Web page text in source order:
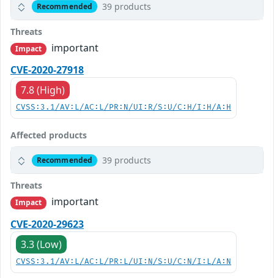
Recommended 39 products
Threats
Impact
important
CVE-2020-27918
7.8 (High)
CVSS:3.1/AV:L/AC:L/PR:N/UI:R/S:U/C:H/I:H/A:H
Affected products
Recommended 39 products
Threats
Impact
important
CVE-2020-29623
3.3 (Low)
CVSS:3.1/AV:L/AC:L/PR:L/UI:N/S:U/C:N/I:L/A:N